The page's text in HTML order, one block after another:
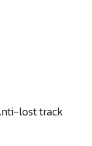
lost track